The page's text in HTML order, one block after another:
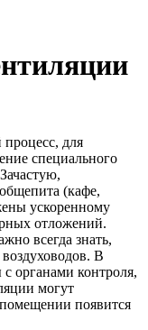
для
специального
(кафе,
ускоренному
отложений.
всегда знать,
В
органами контроля,
могут
появится